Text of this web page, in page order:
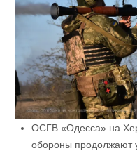
ОСГВ «Одесса» на
обороны продолжают